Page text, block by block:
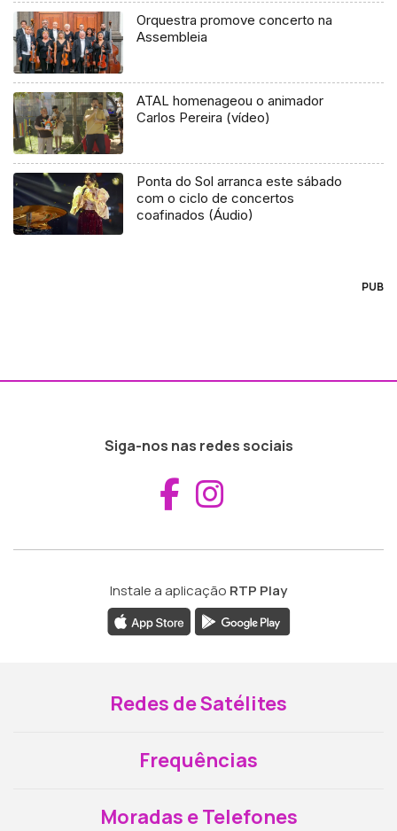
Orquestra promove concerto na
Assembleia
ATAL homenageou o animador
Carlos Pereira (vídeo)
Ponta do Sol arranca este sábado
com o ciclo de concertos
coafinados (Áudio)
PUB
Siga-nos nas redes sociais
Aceder ao
Instale a aplicação RTP Play
Redes de Satélites
Frequências
Moradas e Telefones